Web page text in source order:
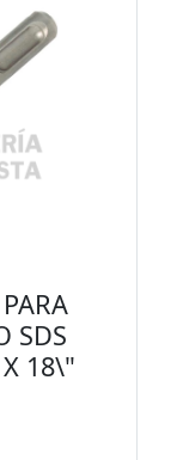
SDS
18\"